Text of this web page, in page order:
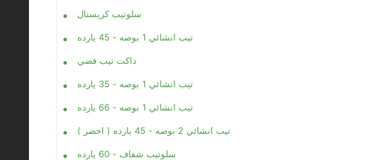
سلوتيب كريستال
تيب انشائي 1 بوصه - 45 يارده
داكت تيب فضي
تيب انشائي 1 بوصه - 35 يارده
تيب انشائي 1 بوصه - 66 يارده
تيب انشائي 2 بوصه - 45 يارده ( اخضر )
سلوتيب شفاف - 60 يارده